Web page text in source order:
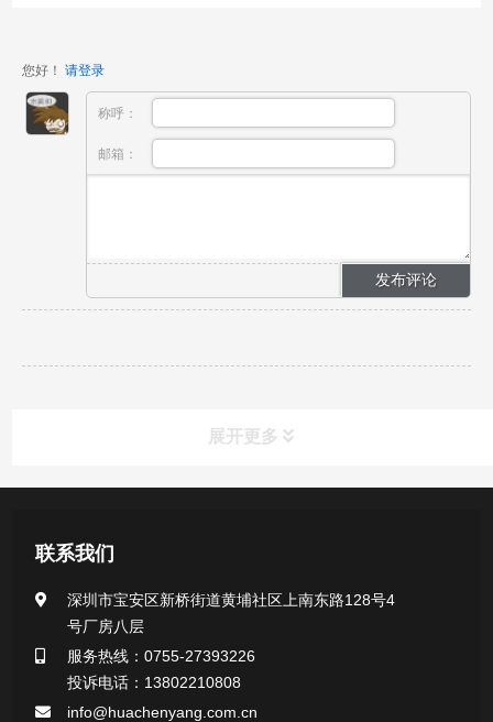
您好！ 请登录
称呼：
邮箱：
展开更多
行业新闻
联系我们
深圳市宝安区新桥街道黄埔社区上南东路128号4
号厂房八层
服务热线：0755-27393226
投诉电话：13802210808
info@huachenyang.com.cn